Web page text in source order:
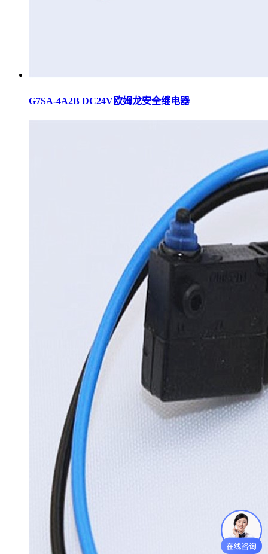
G7SA-4A2B DC24V欧姆龙安全继电器